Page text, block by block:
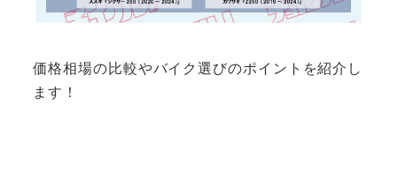
価格相場の比較やバイク選びのポイントを紹介し
ます！